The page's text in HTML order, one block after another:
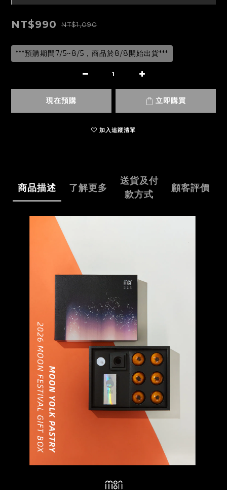
NT$990 NT$1,090
***預購期間7/5~8/5，商品於8/8開始出貨***
現在預購 立即購買
加入追蹤清單
商品描述 了解更多
送貨及付
款方式
顧客評價